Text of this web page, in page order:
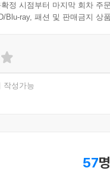
정 시점부터 마지막 회차 주
Blu-ray, 패션 및 판매금지 상
작성가능
57